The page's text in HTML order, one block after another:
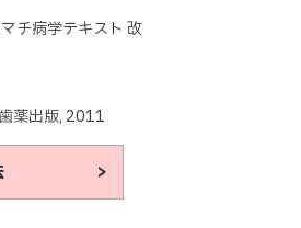
チ病学テキスト 改
薬出版, 2011
療法 >